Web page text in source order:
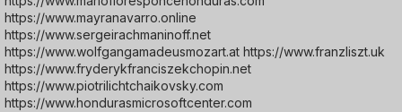
https://www.mayranavarro.online
https://www.sergeirachmaninoff.net
https://www.wolfgangamadeusmozart.at https://www.franzliszt.uk
https://www.fryderykfranciszekchopin.net
https://www.piotrilichtchaikovsky.com
https://www.hondurasmicrosoftcenter.com